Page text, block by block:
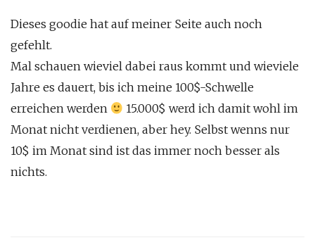
Dieses goodie hat auf meiner Seite auch noch
gefehlt.
Mal schauen wieviel dabei raus kommt und wieviele
Jahre es dauert, bis ich meine 100$-Schwelle
erreichen werden
15.000$ werd ich damit wohl im
Monat nicht verdienen, aber hey. Selbst wenns nur
10$ im Monat sind ist das immer noch besser als
nichts.